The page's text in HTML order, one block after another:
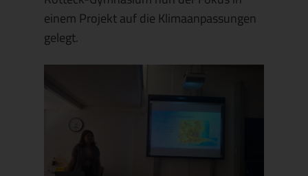
einem Projekt auf die Klimaanpassungen
gelegt.